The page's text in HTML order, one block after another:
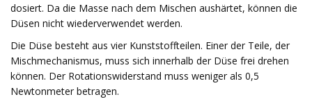
dosiert. Da die Masse nach dem Mischen aushärtet, können die
Düsen nicht wiederverwendet werden.
Die Düse besteht aus vier Kunststoffteilen. Einer der Teile, der
Mischmechanismus, muss sich innerhalb der Düse frei drehen
können. Der Rotationswiderstand muss weniger als 0,5
Newtonmeter betragen.